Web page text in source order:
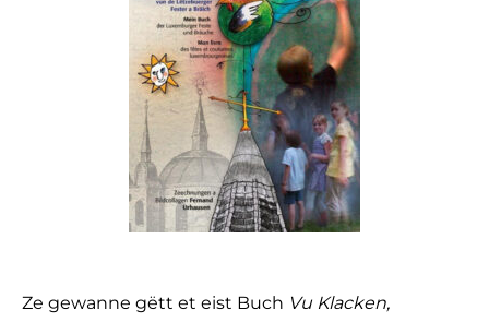
Ze gewanne gëtt et eist Buch Vu Klacken,